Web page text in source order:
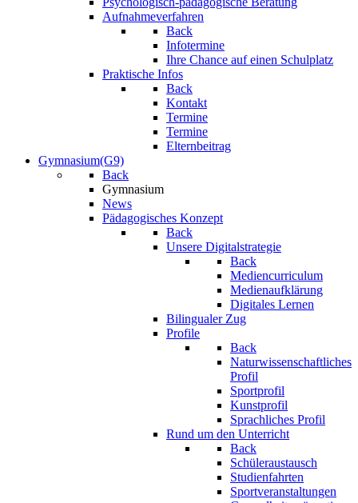
Aufnahmeverfahren
Back
Infotermine
Ihre Chance auf einen Schulplatz
Praktische Infos
Back
Kontakt
Termine
Termine
Elternbeitrag
Gymnasium(G9)
Back
Gymnasium
News
Pädagogisches Konzept
Back
Unsere Digitalstrategie
Back
Mediencurriculum
Medienaufklärung
Digitales Lernen
Bilingualer Zug
Profile
Back
Naturwissenschaftliches
Profil
Sportprofil
Kunstprofil
Sprachliches Profil
Rund um den Unterricht
Back
Schüleraustausch
Studienfahrten
Sportveranstaltungen